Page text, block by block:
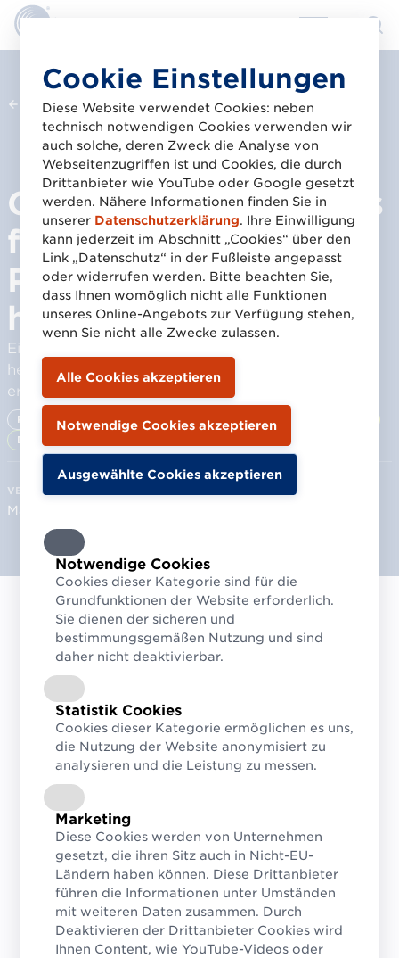
Inhalt
Zurück zur Übersicht
Google hebt GS1 GTINs
für bessere
Produktinformation
hervor
Einzigartige und genaue Produktinformationen
helfen Marken, Herstellern und Einzelhändlern,
erklärt ein neuer Google-Blogpost.
Praxis & Lösungen Standards & Digitalisierung
Datenaustausch
VERÖFFENTLICHT
März 2021
In seinem Blog-Post, schreibt Randy
Rockinson, Produktmanager für
Produktdaten bei Google Shopping, dass
„die Organisation von
Produktinformationen, für Käufer und
Einzelhändler ein wesentlicher Teil“ von
Googles Mission ist – und „um Nutzern
am besten zu helfen, Ihren Content und
Ihre Produkte in der Suche zu finden,
empfehlen wir, dass Websites Produkte
eindeutig identifizieren...“
Einzigartigkeit, Verifizierbarkeit und
Cookie Einstellungen
Diese Website verwendet Cookies: neben
technisch notwendigen Cookies verwenden wir
auch solche, deren Zweck die Analyse von
Webseitenzugriffen ist und Cookies, die durch
Drittanbieter wie YouTube oder Google gesetzt
werden. Nähere Informationen finden Sie in
unserer Datenschutzerklärung. Ihre Einwilligung
kann jederzeit im Abschnitt „Cookies“ über den
Link „Datenschutz“ in der Fußleiste angepasst
oder widerrufen werden. Bitte beachten Sie,
dass Ihnen womöglich nicht alle Funktionen
unseres Online-Angebots zur Verfügung stehen,
wenn Sie nicht alle Zwecke zulassen.
Notwendige Cookies
Cookies dieser Kategorie sind für die
Grundfunktionen der Website erforderlich.
Sie dienen der sicheren und
bestimmungsgemäßen Nutzung und sind
daher nicht deaktivierbar.
Statistik Cookies
Cookies dieser Kategorie ermöglichen es uns,
die Nutzung der Website anonymisiert zu
analysieren und die Leistung zu messen.
Marketing
Diese Cookies werden von Unternehmen
gesetzt, die ihren Sitz auch in Nicht-EU-
Ländern haben können. Diese Drittanbieter
führen die Informationen unter Umständen
mit weiteren Daten zusammen. Durch
Deaktivieren der Drittanbieter Cookies wird
Ihnen Content, wie YouTube-Videos oder